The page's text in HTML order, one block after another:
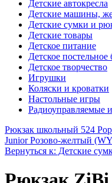
Детские автокресла
Детские машины,
Детские сумки и
Детские товары
Детское питание
Детское постельное
Детское творчество
Игрушки
Коляски и кроватки
Настольные игры
Радиоуправляемые
Рюкзак школьный 524
Junior Розово-желтый
Вернуться к: Детские